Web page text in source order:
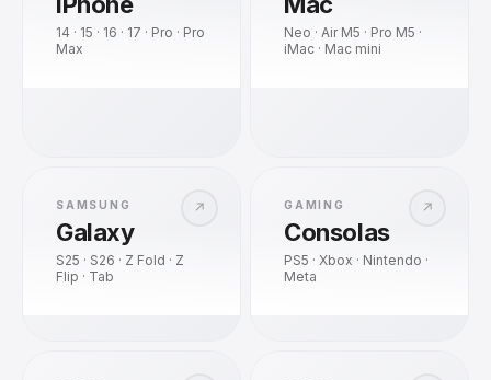
14 · 15 · 16 · 17 · Pro · Pro
Max
Neo · Air M5 · Pro M5 ·
iMac · Mac mini
↗
SAMSUNG
Galaxy
S25 · S26 · Z Fold · Z
Flip · Tab
↗
GAMING
Consolas
PS5 · Xbox · Nintendo ·
Meta